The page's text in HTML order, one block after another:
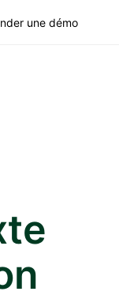
une démo